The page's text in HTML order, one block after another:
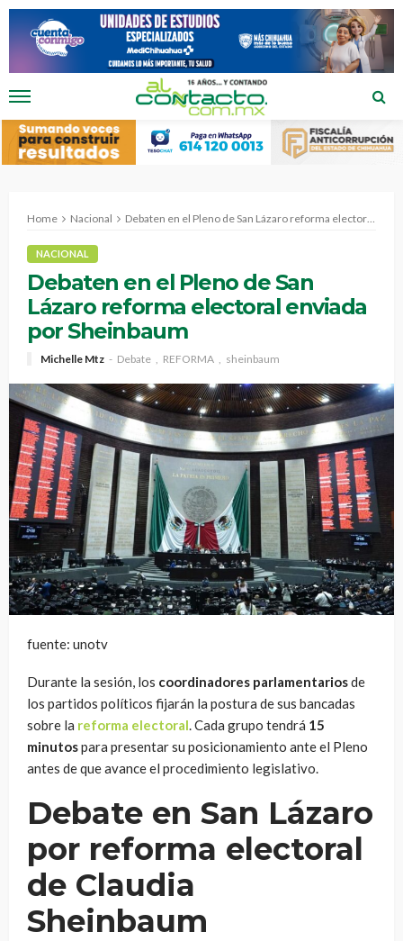
Home Nacional Debaten en el Pleno de San Lázaro reforma electoral enviada por Sheinbaum
NACIONAL
Debaten en el Pleno de San
Lázaro reforma electoral enviada
por Sheinbaum
Michelle Mtz Debate REFORMA sheinbaum
fuente: unotv
Durante la sesión, los coordinadores parlamentariosde
los partidos políticos fijarán la postura de sus bancadas
sobre la reforma electoral. Cada grupo tendrá 15
minutospara presentar su posicionamiento ante el Pleno
antes de que avance el procedimiento legislativo.
Debate en San Lázaro
por reforma electoral
de Claudia
Sheinbaum